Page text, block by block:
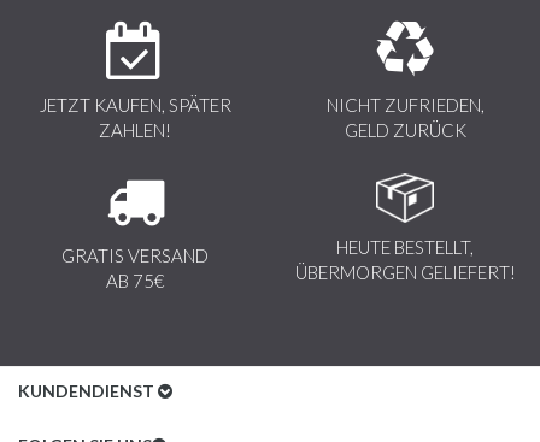
JETZT KAUFEN, SPÄTER
ZAHLEN!
NICHT ZUFRIEDEN,
GELD ZURÜCK
GRATIS VERSAND
AB 75€
HEUTE BESTELLT,
ÜBERMORGEN GELIEFERT!
KUNDENDIENST
Kundenservice